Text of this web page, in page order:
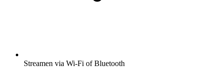
Streamen via Wi-Fi of Bluetooth